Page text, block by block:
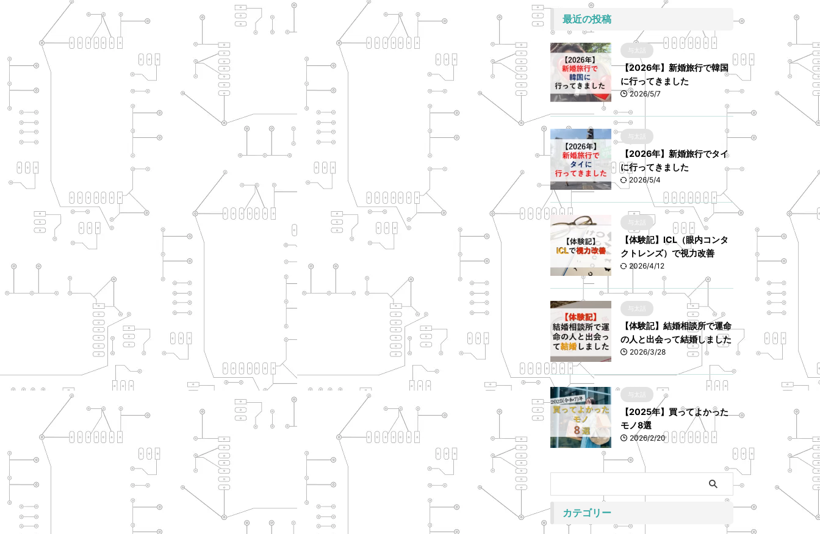
最近の投稿
【2026年】新婚旅行で韓国
に行ってきました
2026/5/7
【2026年】新婚旅行でタイ
に行ってきました
2026/5/4
【体験記】ICL（眼内コンタ
クトレンズ）で視力改善
2026/4/12
【体験記】結婚相談所で運命
の人と出会って結婚しました
2026/3/28
【2025年】買ってよかった
モノ8選
2026/2/20
カテゴリー